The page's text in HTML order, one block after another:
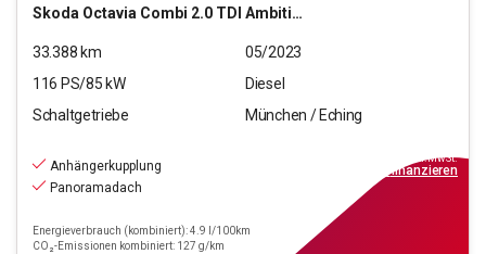
Skoda Octavia Combi 2.0 TDI Ambition
33.388 km
05/2023
116 PS/85 kW
Diesel
Schaltgetriebe
München / Eching
Anhängerkupplung
Panoramadach
Energieverbrauch (kombiniert): 4.9 l/100km
CO₂-Emissionen kombiniert: 127 g/km
inkl.MwSt.
finanzieren